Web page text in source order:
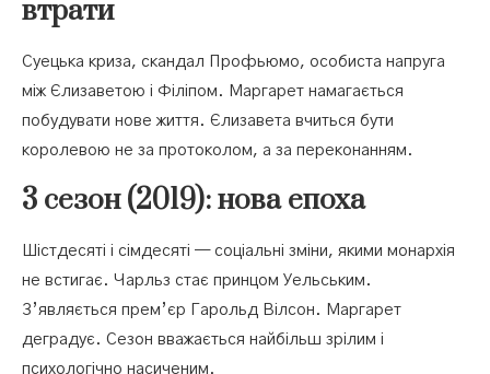
втрати
Суецька криза, скандал Профьюмо, особиста напруга
між Єлизаветою і Філіпом. Маргарет намагається
побудувати нове життя. Єлизавета вчиться бути
королевою не за протоколом, а за переконанням.
3 сезон (2019): нова епоха
Шістдесяті і сімдесяті — соціальні зміни, якими монархія
не встигає. Чарльз стає принцом Уельським.
З’являється прем’єр Гарольд Вілсон. Маргарет
деградує. Сезон вважається найбільш зрілим і
психологічно насиченим.